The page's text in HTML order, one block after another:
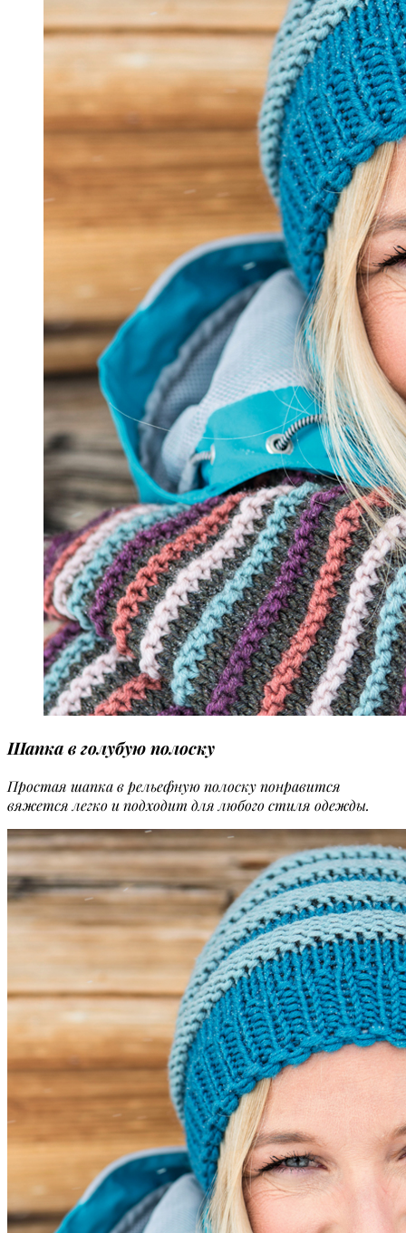
Шапка в голубую полоску
Простая шапка в рельефную полоску понравится
вяжется легко и подходит для любого стиля одежды.